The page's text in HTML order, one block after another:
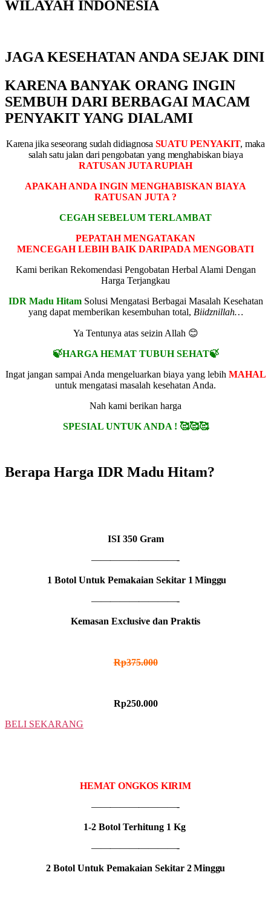
WILAYAH INDONESIA
JAGA KESEHATAN ANDA SEJAK DINI
KARENA BANYAK ORANG INGIN
SEMBUH DARI BERBAGAI MACAM
PENYAKIT YANG DIALAMI
Karena jika seseorang sudah didiagnosa SUATU PENYAKIT, maka
salah satu jalan dari pengobatan yang menghabiskan biaya
RATUSAN JUTA RUPIAH
APAKAH ANDA INGIN MENGHABISKAN BIAYA
RATUSAN JUTA ?
CEGAH SEBELUM TERLAMBAT
PEPATAH MENGATAKAN
MENCEGAH LEBIH BAIK DARIPADA MENGOBATI
Kami berikan Rekomendasi Pengobatan Herbal Alami Dengan
Harga Terjangkau
IDR Madu HitamSolusi Mengatasi Berbagai Masalah Kesehatan
yang dapat memberikan kesembuhan total, Biidznillah…
Ya Tentunya atas seizin Allah 😊
🍃HARGA HEMAT TUBUH SEHAT🍃
Ingat jangan sampai Anda mengeluarkan biaya yang lebih MAHAL
untuk mengatasi masalah kesehatan Anda.
Nah kami berikan harga
SPESIAL UNTUK ANDA ! 🥰🥰🥰
Berapa Harga IDR Madu Hitam?
ISI350 Gram
—————————-
1 Botol Untuk Pemakaian Sekitar 1 Minggu
—————————-
Kemasan Exclusive dan Praktis
Rp375.000
Rp250.000
BELI SEKARANG
HEMAT ONGKOS KIRIM
—————————-
1-2 Botol Terhitung 1 Kg
—————————-
2 Botol Untuk Pemakaian Sekitar 2 Minggu